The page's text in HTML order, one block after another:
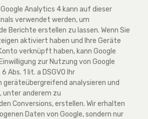
Analytics 4 kann auf dieser
verwendet werden, um
Berichte erstellen zu lassen. Wenn Sie
aktiviert haben und Ihre Geräte
verknüpft haben, kann Google
zur Nutzung von Google
Abs. 1 lit. a DSGVO Ihr
geräteübergreifend analysieren und
unter anderem zu
Conversions, erstellen. Wir erhalten
Daten von Google, sondern nur